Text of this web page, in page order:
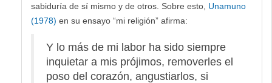
sabiduría de sí mismo y de otros. Sobre esto, Unamuno
(1978) en su ensayo “mi religión” afirma:
Y lo más de mi labor ha sido siempre
inquietar a mis prójimos, removerles el
poso del corazón, angustiarlos, si